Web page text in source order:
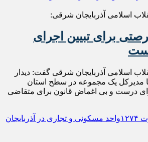
اسلامی آذربایجان شرقی:
برای تبیین اجرای
اسلامی آذربایجان شرقی گفت: دیدار
مدیرکل‌ یک مجموعه در سطح استان
درست و بی اغماض قانون برای متقاضی